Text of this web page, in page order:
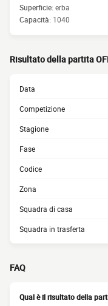
Superficie:erba
Capacità: 1040
Risultato della partita
Data
Competizione
Stagione
Fase
Codice
Zona
Squadra di casa
Squadra in trasferta
FAQ
Qual è il risultato della